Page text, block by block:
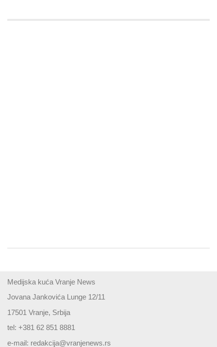
Medijska kuća Vranje News
Jovana Jankovića Lunge 12/11
17501 Vranje, Srbija
tel: +381 62 851 8881
e-mail: redakcija@vranjenews.rs